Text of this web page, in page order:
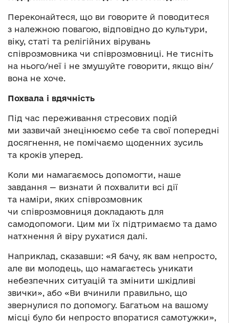
Переконайтеся, що ви говорите й поводитеся
з належною повагою, відповідно до культури,
віку, статі та релігійних вірувань
співрозмовника чи співрозмовниці. Не тисніть
на нього/неї і не змушуйте говорити, якщо він/
вона не хоче.
Похвала і вдячність
Під час переживання стресових подій
ми зазвичай знецінюємо себе та свої попередні
досягнення, не помічаємо щоденних зусиль
та кроків уперед.
Коли ми намагаємось допомогти, наше
завдання — визнати й похвалити всі дії
та наміри, яких співрозмовник
чи співрозмовниця докладають для
самодопомоги. Цим ми їх підтримаємо та дамо
натхнення й віру рухатися далі.
Наприклад, сказавши: «Я бачу, як вам непросто,
але ви молодець, що намагаєтесь уникати
небезпечних ситуацій та змінити шкідливі
звички», або «Ви вчинили правильно, що
звернулися по допомогу. Багатьом на вашому
місці було би непросто впоратися самотужки»,